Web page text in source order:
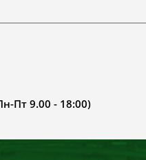
Пт 9.00 - 18:00)